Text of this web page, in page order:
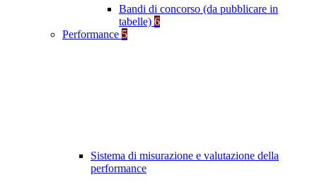
Bandi di concorso (da pubblicare in
tabelle) 6
Performance 5
Sistema di misurazione e valutazione della
performance